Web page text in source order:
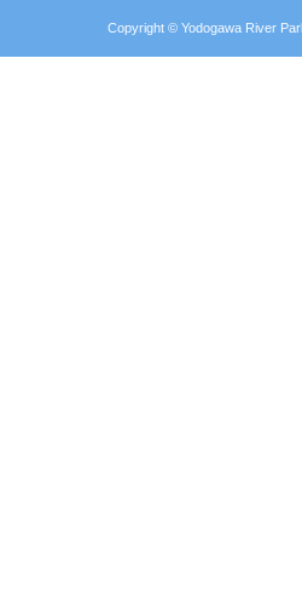
Copyright © Yodogawa River